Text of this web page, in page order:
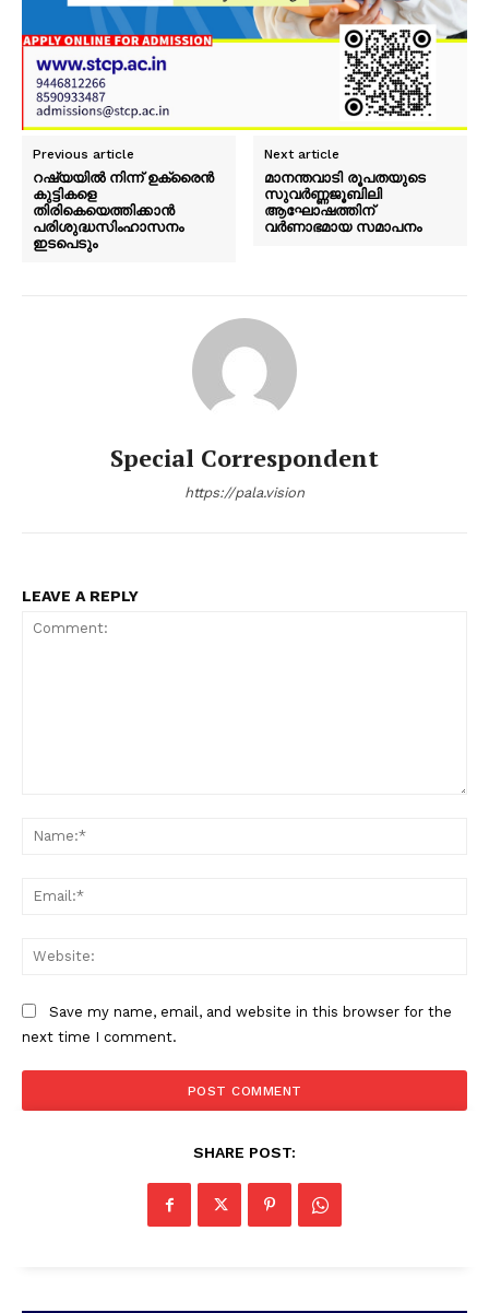
PALA VISION
Previous article
റഷ്യയിൽ നിന്ന് ഉക്രൈൻ
കുട്ടികളെ
തിരികെയെത്തിക്കാൻ
പരിശുദ്ധസിംഹാസനം
ഇടപെടും
Next article
മാനന്തവാടി രൂപതയുടെ
സുവര്‍ണ്ണജൂബിലി
ആഘോഷത്തിന്
വര്‍ണാഭമായ സമാപനം
Special Correspondent
https://pala.vision
LEAVE A REPLY
Save my name, email, and website in this browser for the
next time I comment.
SHARE POST: